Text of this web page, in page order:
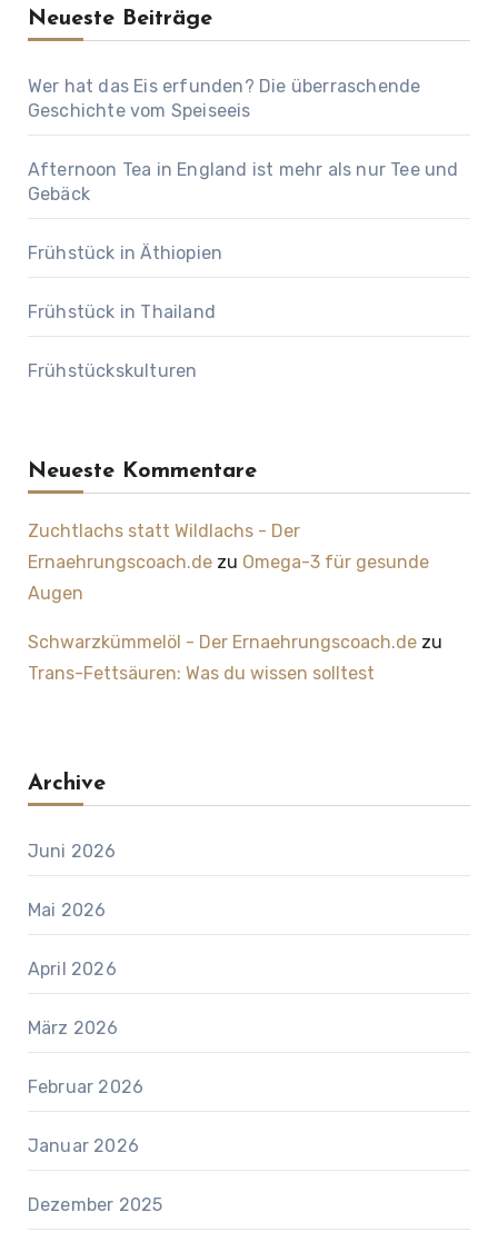
Neueste Beiträge
Wer hat das Eis erfunden? Die überraschende
Geschichte vom Speiseeis
Afternoon Tea in England ist mehr als nur Tee und
Gebäck
Frühstück in Äthiopien
Frühstück in Thailand
Frühstückskulturen
Neueste Kommentare
Zuchtlachs statt Wildlachs - Der
Ernaehrungscoach.dezu Omega-3 für gesunde
Augen
Schwarzkümmelöl - Der Ernaehrungscoach.dezu
Trans-Fettsäuren: Was du wissen solltest
Archive
Juni 2026
Mai 2026
April 2026
März 2026
Februar 2026
Januar 2026
Dezember 2025